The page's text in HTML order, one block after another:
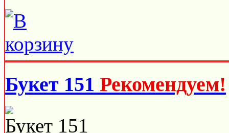
Букет 151 Рекомендуем!
Букет 151